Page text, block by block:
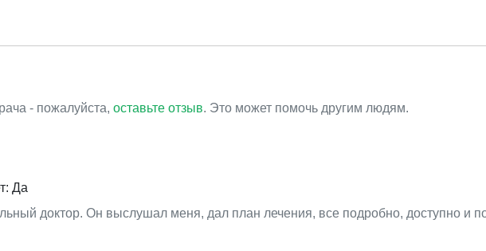
- пожалуйста, оставьте отзыв. Это может помочь другим людям.
Да
доктор. Он выслушал меня, дал план лечения, все подробно, доступно и